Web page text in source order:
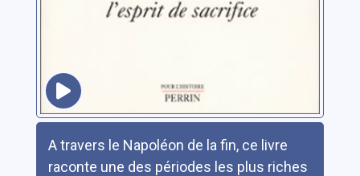
A travers le Napoléon de la fin, ce livre
raconte une des périodes les plus riches